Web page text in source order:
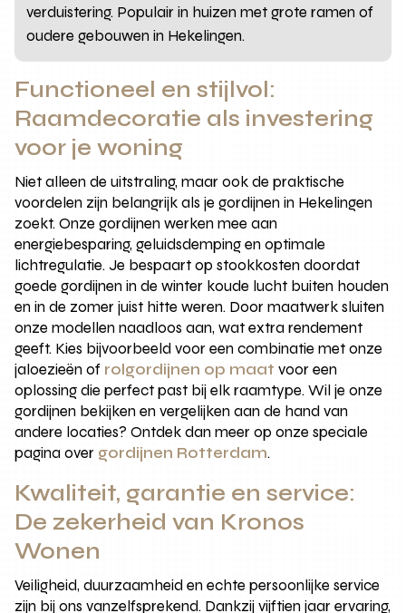
verduistering. Populair in huizen met grote ramen of
oudere gebouwen in Hekelingen.
Functioneel en stijlvol:
Raamdecoratie als investering
voor je woning
Niet alleen de uitstraling, maar ook de praktische
voordelen zijn belangrijk als je gordijnen in Hekelingen
zoekt. Onze gordijnen werken mee aan
energiebesparing, geluidsdemping en optimale
lichtregulatie. Je bespaart op stookkosten doordat
goede gordijnen in de winter koude lucht buiten houden
en in de zomer juist hitte weren. Door maatwerk sluiten
onze modellen naadloos aan, wat extra rendement
geeft. Kies bijvoorbeeld voor een combinatie met onze
jaloezieën of rolgordijnen op maat voor een
oplossing die perfect past bij elk raamtype. Wil je onze
gordijnen bekijken en vergelijken aan de hand van
andere locaties? Ontdek dan meer op onze speciale
pagina over gordijnen Rotterdam.
Kwaliteit, garantie en service:
De zekerheid van Kronos
Wonen
Veiligheid, duurzaamheid en echte persoonlijke service
zijn bij ons vanzelfsprekend. Dankzij vijftien jaar ervaring,